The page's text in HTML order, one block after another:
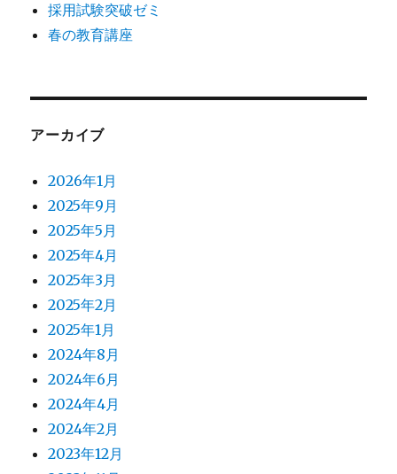
採用試験突破ゼミ
春の教育講座
アーカイブ
2026年1月
2025年9月
2025年5月
2025年4月
2025年3月
2025年2月
2025年1月
2024年8月
2024年6月
2024年4月
2024年2月
2023年12月